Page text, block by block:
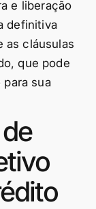
e liberação
definitiva
as cláusulas
que pode
sua